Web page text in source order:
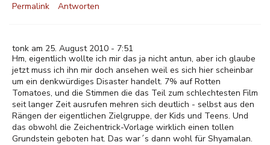
Permalink Antworten
tonk am 25. August 2010 - 7:51
Hm, eigentlich wollte ich mir das ja nicht antun, aber ich glaube
jetzt muss ich ihn mir doch ansehen weil es sich hier scheinbar
um ein denkwürdiges Disaster handelt. 7% auf Rotten
Tomatoes, und die Stimmen die das Teil zum schlechtesten Film
seit langer Zeit ausrufen mehren sich deutlich - selbst aus den
Rängen der eigentlichen Zielgruppe, der Kids und Teens. Und
das obwohl die Zeichentrick-Vorlage wirklich einen tollen
Grundstein geboten hat. Das war´s dann wohl für Shyamalan.